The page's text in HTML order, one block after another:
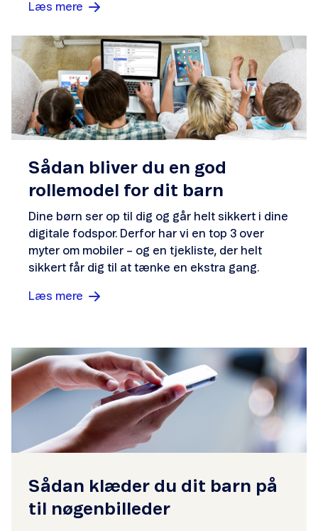
Læs mere
Sådan bliver du en god
rollemodel for dit barn
Dine børn ser op til dig og går helt sikkert i dine
digitale fodspor. Derfor har vi en top 3 over
myter om mobiler – og en tjekliste, der helt
sikkert får dig til at tænke en ekstra gang.
Læs mere
Sådan klæder du dit barn på
til nøgenbilleder